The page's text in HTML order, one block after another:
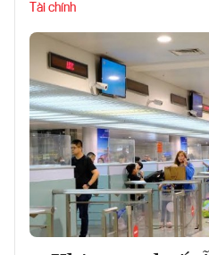
Tài chính